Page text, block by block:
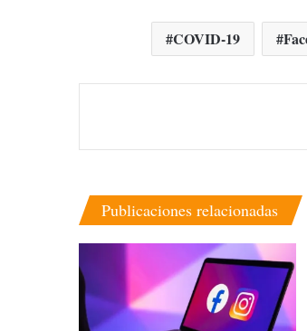
COVID-19
Publicaciones relacionadas